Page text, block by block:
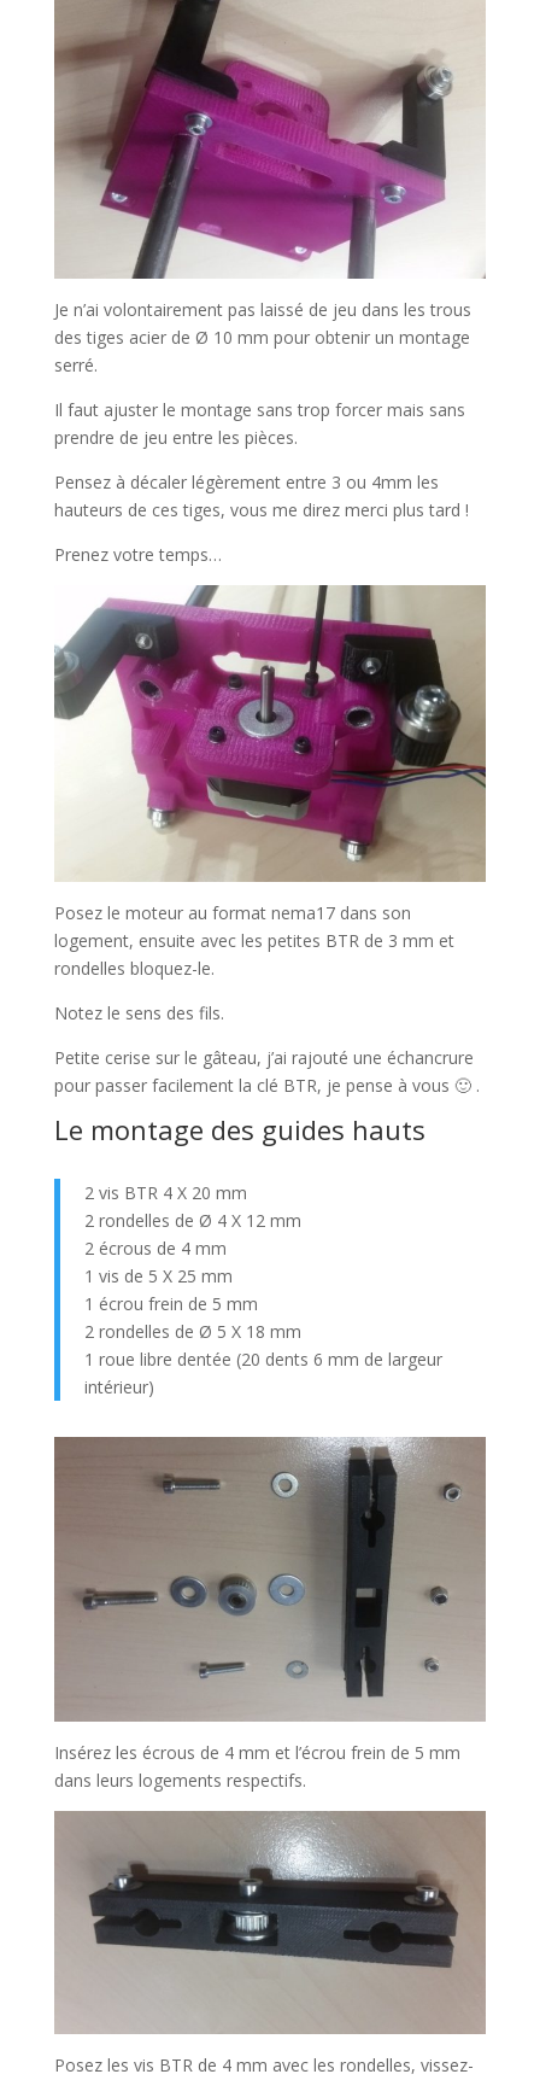
Je n’ai volontairement pas laissé de jeu dans les trous
des tiges acier de Ø 10 mm pour obtenir un montage
serré.
Il faut ajuster le montage sans trop forcer mais sans
prendre de jeu entre les pièces.
Pensez à décaler légèrement entre 3 ou 4mm les
hauteurs de ces tiges, vous me direz merci plus tard !
Prenez votre temps…
Posez le moteur au format nema17 dans son
logement, ensuite avec les petites BTR de 3 mm et
rondelles bloquez-le.
Notez le sens des fils.
Petite cerise sur le gâteau, j’ai rajouté une échancrure
pour passer facilement la clé BTR, je pense à vous 🙂 .
Le montage des guides hauts
2 vis BTR 4 X 20 mm
2 rondelles de Ø 4 X 12 mm
2 écrous de 4 mm
1 vis de 5 X 25 mm
1 écrou frein de 5 mm
2 rondelles de Ø 5 X 18 mm
1 roue libre dentée (20 dents 6 mm de largeur
intérieur)
Insérez les écrous de 4 mm et l’écrou frein de 5 mm
dans leurs logements respectifs.
Posez les vis BTR de 4 mm avec les rondelles, vissez-